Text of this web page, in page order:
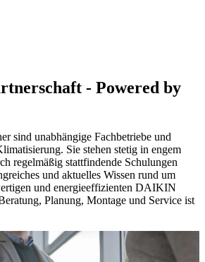
- Powered by
sind unabhängige Fachbetriebe und
Sie stehen stetig in engem
regelmäßig stattfindende Schulungen
und aktuelles Wissen rund um
und energieeffizienten DAIKIN
Planung, Montage und Service ist